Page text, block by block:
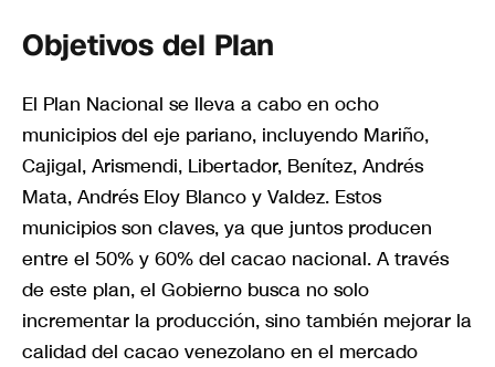
Objetivos del Plan
El Plan Nacional se lleva a cabo en ocho
municipios del eje pariano, incluyendo Mariño,
Cajigal, Arismendi, Libertador, Benítez, Andrés
Mata, Andrés Eloy Blanco y Valdez. Estos
municipios son claves, ya que juntos producen
entre el 50% y 60% del cacao nacional. A través
de este plan, el Gobierno busca no solo
incrementar la producción, sino también mejorar la
calidad del cacao venezolano en el mercado